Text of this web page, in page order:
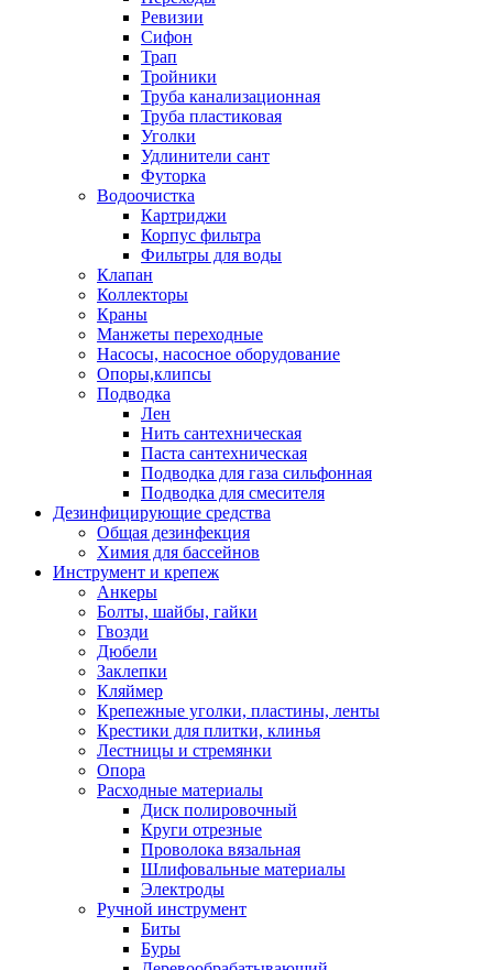
Ревизии
Сифон
Трап
Тройники
Труба канализационная
Труба пластиковая
Уголки
Удлинители сант
Футорка
Водоочистка
Картриджи
Корпус фильтра
Фильтры для воды
Клапан
Коллекторы
Краны
Манжеты переходные
Насосы, насосное оборудование
Опоры,клипсы
Подводка
Лен
Нить сантехническая
Паста сантехническая
Подводка для газа сильфонная
Подводка для смесителя
Дезинфицирующие средства
Общая дезинфекция
Химия для бассейнов
Инструмент и крепеж
Анкеры
Болты, шайбы, гайки
Гвозди
Дюбели
Заклепки
Кляймер
Крепежные уголки, пластины, ленты
Крестики для плитки, клинья
Лестницы и стремянки
Опора
Расходные материалы
Диск полировочный
Круги отрезные
Проволока вязальная
Шлифовальные материалы
Электроды
Ручной инструмент
Биты
Буры